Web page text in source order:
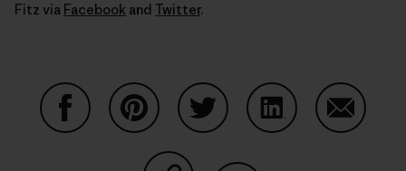
Fitz via Facebook and Twitter.